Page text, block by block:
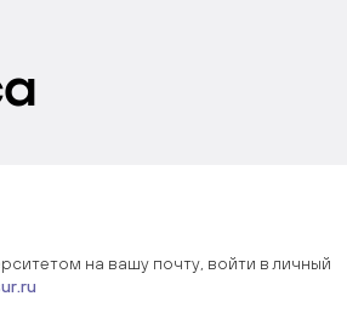
на вашу почту, войти в личный